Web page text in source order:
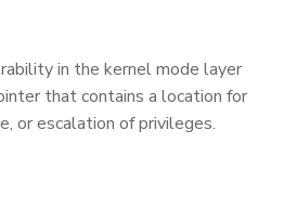
in the kernel mode layer
that contains a location for
or escalation of privileges.